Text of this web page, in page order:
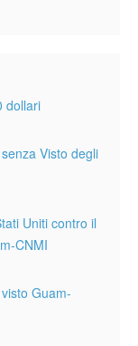
dollari
Visto degli
Uniti contro il
CNMI
Guam-